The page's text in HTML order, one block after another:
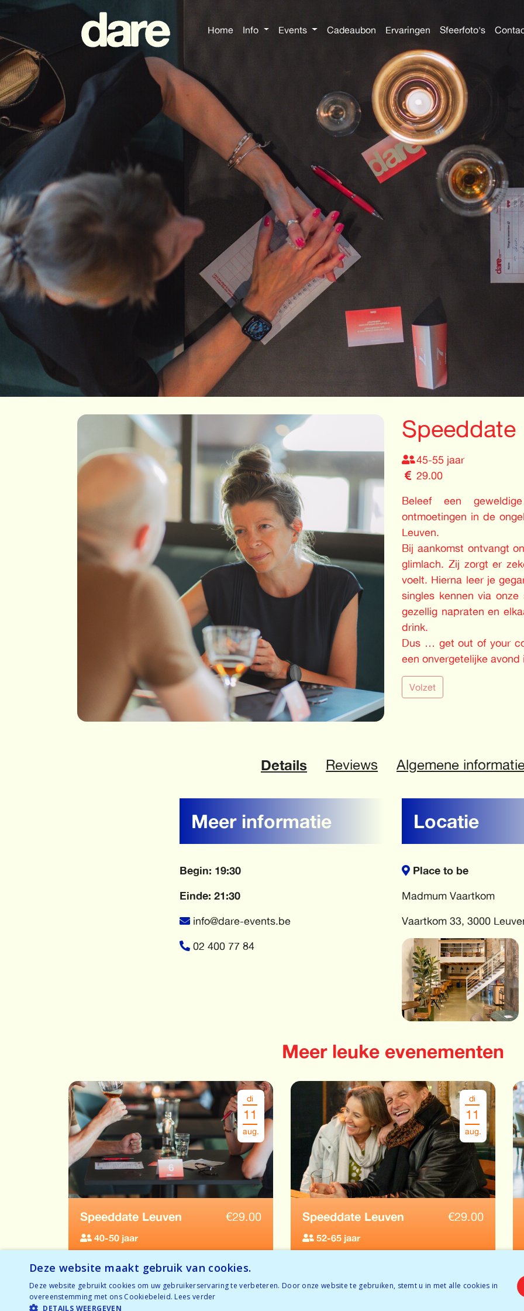
Home Info Events Cadeaubon Ervaringen Sfeerfoto's
Speeddate
45-55 jaar
29.00
Beleef een
ontmoetingen in de
Leuven.
Bij aankomst ontvangt
glimlach. Zij zorgt er
voelt. Hierna leer je
singles kennen via
gezellig napraten en
drink.
Dus … get out of your
een onvergetelijke avond
Volzet
Details Reviews Algemene
Meer informatie
Begin: 19:30
Einde: 21:30
info@dare-events.be
02 400 77 84
Locatie
Place to be
Madmum Vaartkom
Vaartkom 33, 3000
Meer leuke evenementen
di
11
aug.
Speeddate Leuven €29.00
40-50 jaar
Bijna volzet
Bijna volzet
RESERVEER
di
11
aug.
Speeddate Leuven €29.00
52-65 jaar
Deze website maakt gebruik van cookies.
Deze website gebruikt cookies om uw gebruikerservaring te verbeteren. Door onze website te gebruiken, stemt u in met alle cookies in
overeenstemming met ons Cookiebeleid. Lees verder
DETAILS WEERGEVEN